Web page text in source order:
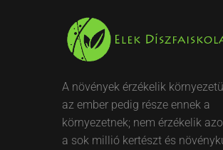
A növények érzékelik
az ember pedig része ennek a
környezetnek; nem érzékelik
a sok millió kertészt és